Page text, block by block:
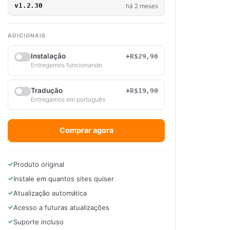
v1.2.30 há 2 meses
ADICIONAIS
Instalação
+R$29,90
Entregamos funcionando
Tradução
+R$19,90
Entregamos em português
Comprar agora
Produto original
Instale em quantos sites quiser
Atualização automática
Acesso a futuras atualizações
Suporte incluso